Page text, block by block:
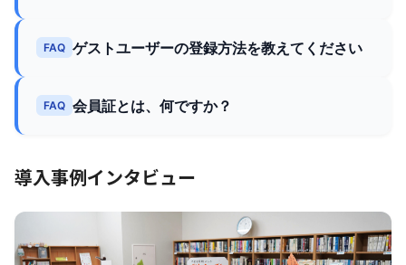
FAQ ゲストユーザーの登録方法を教えてください
FAQ 会員証とは、何ですか？
導入事例インタビュー